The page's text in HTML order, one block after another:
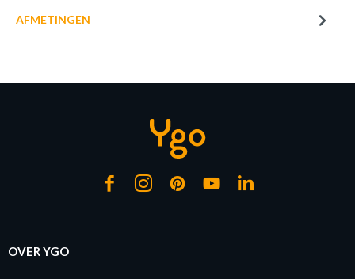
AFMETINGEN
OVER YGO